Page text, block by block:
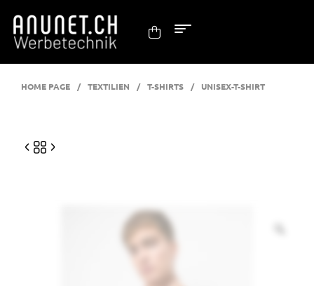
HOME PAGE / TEXTILIEN / T-SHIRTS / UNISEX-T-SHIRT